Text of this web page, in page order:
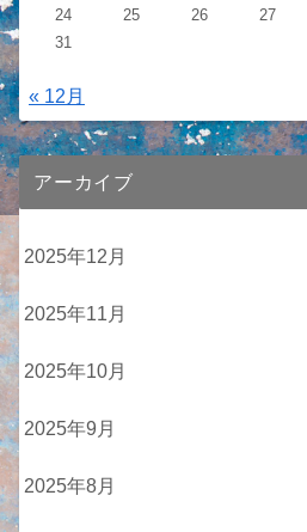
24
25 26 27
31
« 12月
アーカイブ
2025年12月
2025年11月
2025年10月
2025年9月
2025年8月